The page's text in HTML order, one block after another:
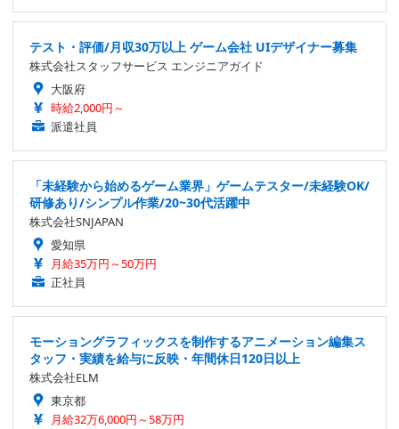
テスト・評価/月収30万以上 ゲーム会社 UIデザイナー募集
株式会社スタッフサービス エンジニアガイド
大阪府
時給2,000円～
派遣社員
「未経験から始めるゲーム業界」ゲームテスター/未経験OK/
研修あり/シンプル作業/20~30代活躍中
株式会社SNJAPAN
愛知県
月給35万円～50万円
正社員
モーショングラフィックスを制作するアニメーション編集ス
タッフ・実績を給与に反映・年間休日120日以上
株式会社ELM
東京都
月給32万6,000円～58万円